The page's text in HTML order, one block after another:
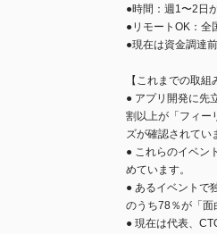
●時間：週1〜2日
●リモートOK：全
●現在は資金調達
【これまでの取組
● アプリ開発に先
割以上が「フィー
ズが確認されてい
● これらのイベン
めています。
● あるイベントで
のうち78％が「面
● 現在は代表、